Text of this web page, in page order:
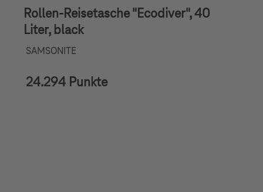
Rollen-Reisetasche "Ecodiver", 40
Liter, black
SAMSONITE
24.294 Punkte